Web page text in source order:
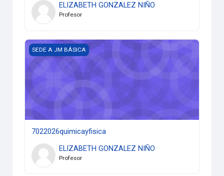
ELIZABETH GONZALEZ NIÑO
Profesor
7022026quimicayfisica
SEDE A JM BÁSICA
7022026quimicayfisica
ELIZABETH GONZALEZ NIÑO
Profesor